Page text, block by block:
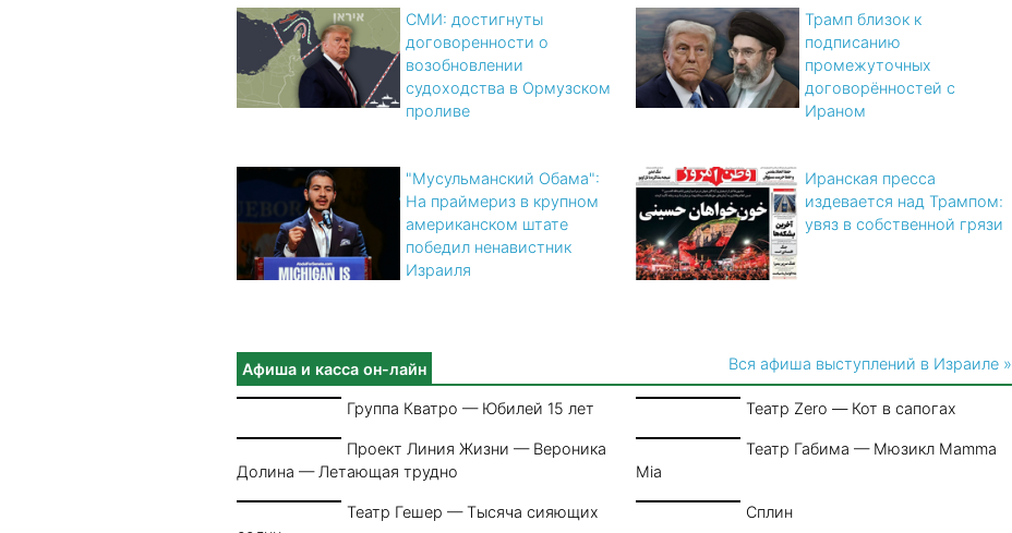
СМИ: достигнуты
договоренности о
возобновлении
судоходства в Ормузском
проливе
Трамп близок к
подписанию
промежуточных
договорённостей с
Ираном
"Мусульманский Обама":
На праймериз в крупном
американском штате
победил ненавистник
Израиля
Иранская пресса
издевается над Трампом:
увяз в собственной грязи
Афиша и касса он-лайн Вся афиша выступлений в Израиле »
Группа Кватро — Юбилей 15 лет Театр Zero — Кот в сапогах
Проект Линия Жизни — Вероника
Долина — Летающая трудно
Театр Габима — Мюзикл Mamma
Mia
Театр Гешер — Тысяча сияющих
Сплин